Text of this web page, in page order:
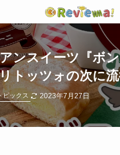
ンスイーツ『ボ
トッツォの次に
ピックス 2023年7月27日